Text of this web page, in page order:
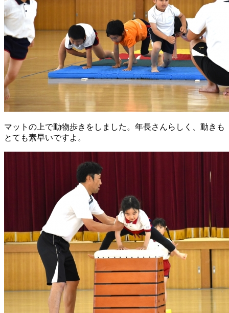
マットの上で動物歩きをしました。年長さんらしく、動きも
とても素早いですよ。